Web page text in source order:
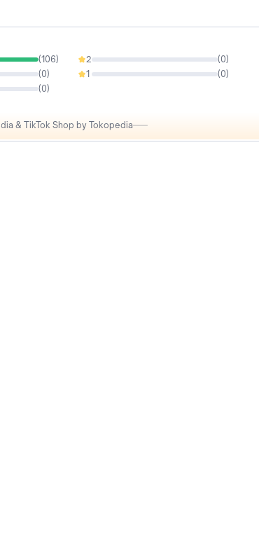
(106)
(0)
(0)
2 (0)
0%
1 (0)
0%
& TikTok Shop by Tokopedia